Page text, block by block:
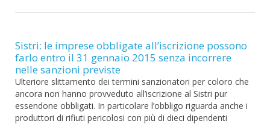
Sistri: le imprese obbligate all’iscrizione possono
farlo entro il 31 gennaio 2015 senza incorrere
nelle sanzioni previste
Ulteriore slittamento dei termini sanzionatori per coloro che
ancora non hanno provveduto all’iscrizione al Sistri pur
essendone obbligati. In particolare l’obbligo riguarda anche i
produttori di rifiuti pericolosi con più di dieci dipendenti